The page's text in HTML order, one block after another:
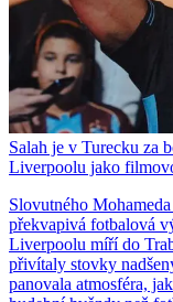
Salah je v Turecku za
Liverpoolu jako
Slovutného
překvapivá fotbalová
Liverpoolu míří do
přivítaly stovky
panovala atmosféra,